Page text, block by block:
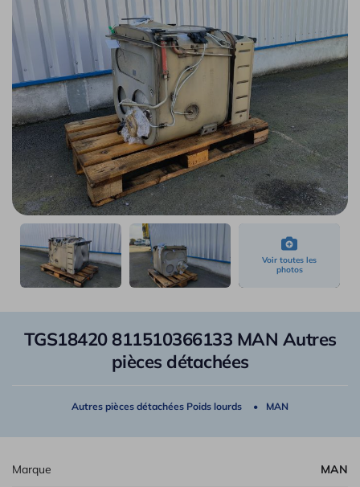
TGS18420 811510366133 MAN Autres
pièces détachées
Autres pièces détachées Poids lourds MAN
Marque MAN